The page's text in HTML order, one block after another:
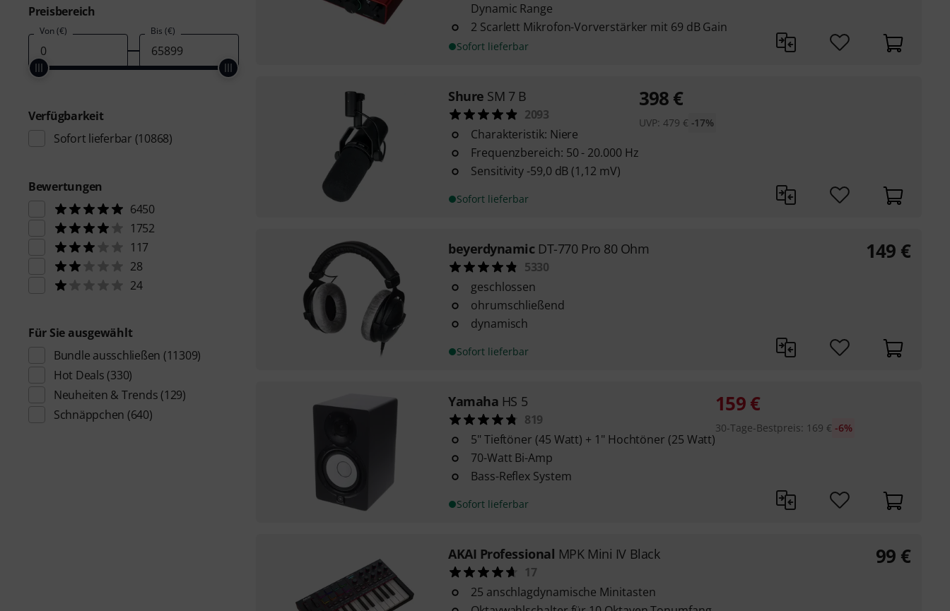
Preisbereich
Von (€) Bis (€)
Verfügbarkeit
Sofort lieferbar (10868)
Bewertungen
6450
1752
117
28
24
Für Sie ausgewählt
Bundle ausschließen (11309)
Hot Deals (330)
Neuheiten & Trends (129)
Schnäppchen (640)
Dynamic Range
2 Scarlett Mikrofon-Vorverstärker mit 69 dB Gain
Sofort lieferbar
Shure SM 7 B
2093
Charakteristik: Niere
Frequenzbereich: 50 - 20.000 Hz
Sensitivity -59,0 dB (1,12 mV)
Sofort lieferbar
398€
UVP: 479 € -17%
beyerdynamic DT-770 Pro 80 Ohm
5330
geschlossen
ohrumschließend
dynamisch
Sofort lieferbar
149 €
Yamaha HS 5
819
5" Tieftöner (45 Watt) + 1" Hochtöner (25 Watt)
70-Watt Bi-Amp
Bass-Reflex System
Sofort lieferbar
159€
30-Tage-Bestpreis: 169 € -6%
AKAI Professional MPK Mini IV Black
17
25 anschlagdynamische Minitasten
99 €